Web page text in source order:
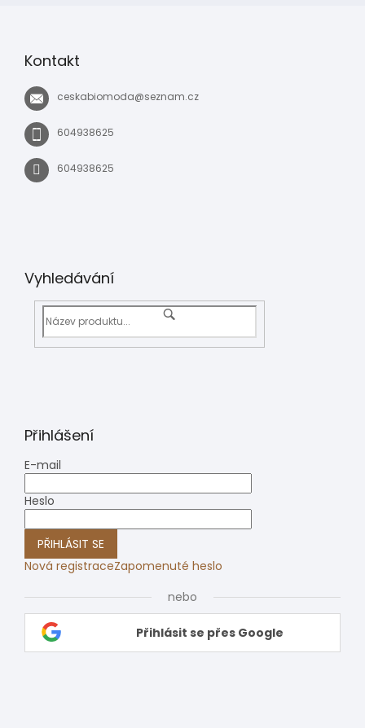
Kontakt
ceskabiomoda@seznam.cz
604938625
604938625
Vyhledávání
Přihlášení
E-mail
Heslo
PŘIHLÁSIT SE
Nová registraceZapomenuté heslo
nebo
Přihlásit se přes Google